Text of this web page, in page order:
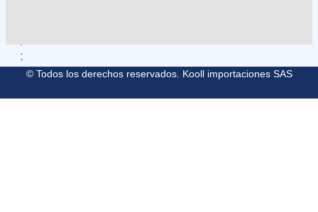
:
© Todos los derechos reservados. Kooll importaciones SAS